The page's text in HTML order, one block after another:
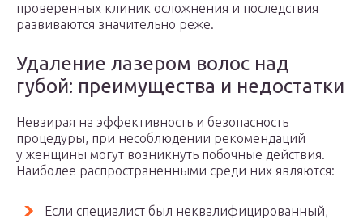
проверенных клиник осложнения и последствия
развиваются значительно реже.
Удаление лазером волос над
губой: преимущества и недостатки
Невзирая на эффективность и безопасность
процедуры, при несоблюдении рекомендаций
у женщины могут возникнуть побочные действия.
Наиболее распространенными среди них являются:
Если специалист был неквалифицированный,